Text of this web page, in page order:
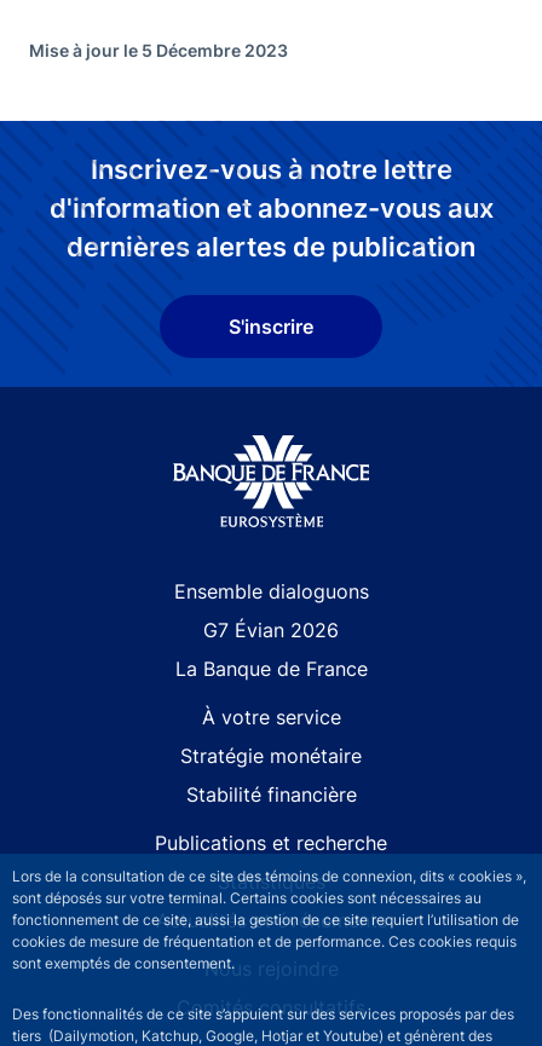
Lors de la consultation de ce site des témoins de connexion, dits « cookies »,
sont déposés sur votre terminal. Certains cookies sont nécessaires au
fonctionnement de ce site, aussi la gestion de ce site requiert l’utilisation de
cookies de mesure de fréquentation et de performance. Ces cookies requis
sont exemptés de consentement.
Des fonctionnalités de ce site s’appuient sur des services proposés par des
tiers (Dailymotion, Katchup, Google, Hotjar et Youtube) et génèrent des
Mise à jour le 5 Décembre 2023
Inscrivez-vous à notre lettre
d'information et abonnez-vous aux
dernières alertes de publication
S'inscrire
Ensemble dialoguons
G7 Évian 2026
La Banque de France
À votre service
Stratégie monétaire
Stabilité financière
Publications et recherche
Statistiques
Actualités et événements
Nous rejoindre
Comités consultatifs